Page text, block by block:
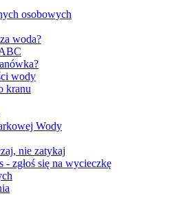
osobowych
woda?
wody
kranu
Wody
nie zatykaj
- zgłoś się na wycieczkę